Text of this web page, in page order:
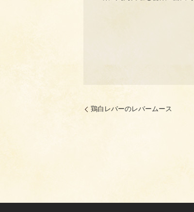
鶏白レバーのレバームース